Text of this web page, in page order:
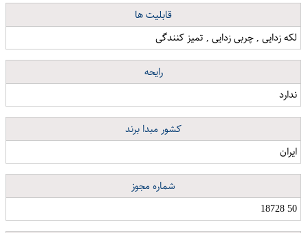
قابلیت ها
لکه زدایی , چربی زدایی , تمیز کنندگی
رایحه
ندارد
کشور مبدا برند
ایران
شماره مجوز
50 18728